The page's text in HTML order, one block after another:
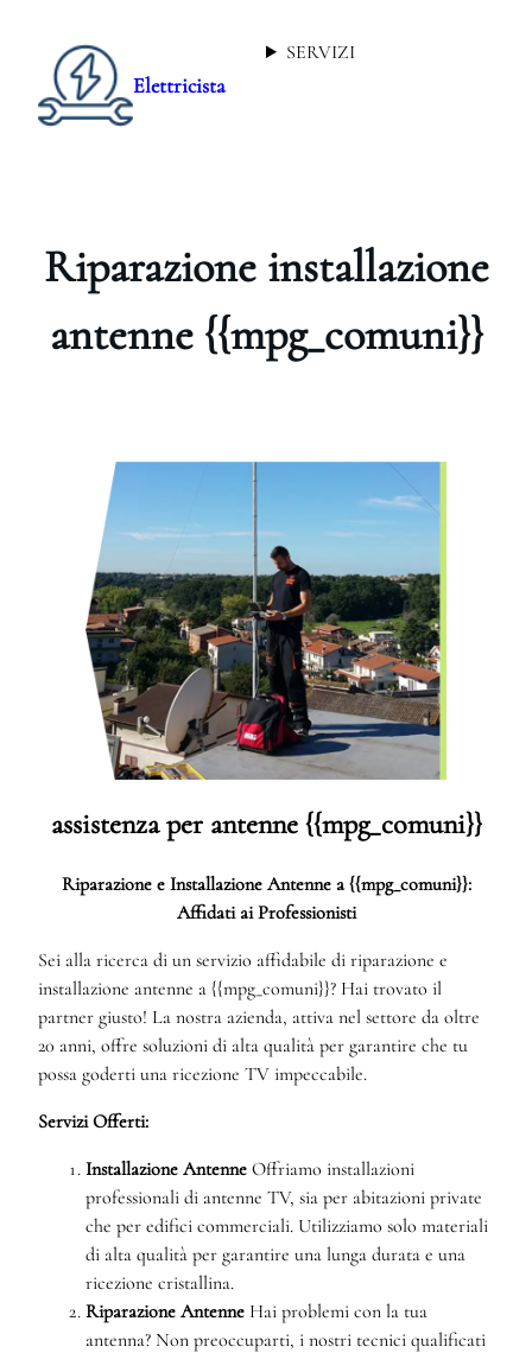
Elettricista
SERVIZI
Riparazione installazione
antenne {{mpg_comuni}}
assistenza per antenne {{mpg_comuni}}
Riparazione e Installazione Antenne a {{mpg_comuni}}:
Affidati ai Professionisti
Sei alla ricerca di un servizio affidabile di riparazione e
installazione antenne a {{mpg_comuni}}? Hai trovato il
partner giusto! La nostra azienda, attiva nel settore da oltre
20 anni, offre soluzioni di alta qualità per garantire che tu
possa goderti una ricezione TV impeccabile.
Servizi Offerti:
Installazione Antenne Offriamo installazioni
professionali di antenne TV, sia per abitazioni private
che per edifici commerciali. Utilizziamo solo materiali
di alta qualità per garantire una lunga durata e una
ricezione cristallina.
Riparazione Antenne Hai problemi con la tua
antenna? Non preoccuparti, i nostri tecnici qualificati